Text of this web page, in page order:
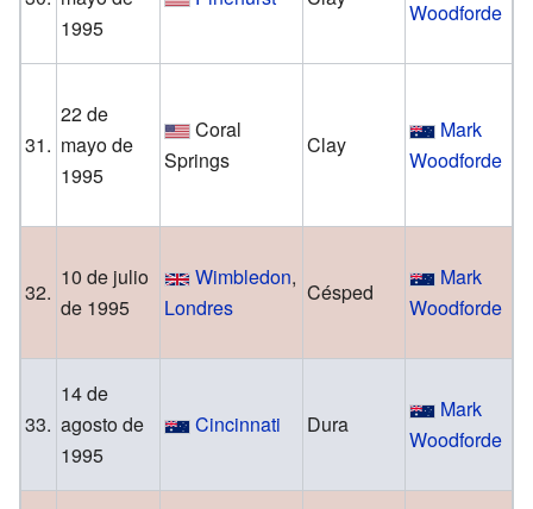
1995
Woodforde
31.
22 de
mayo de
1995
Coral
Springs
Clay
Mark
Woodforde
32.
10 de julio
de 1995
Wimbledon,
Londres
Césped
Mark
Woodforde
33.
14 de
agosto de
1995
Cincinnati Dura
Mark
Woodforde